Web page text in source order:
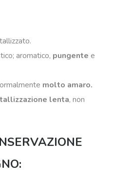
aromatico, pungente e
molto amaro.
lenta, non